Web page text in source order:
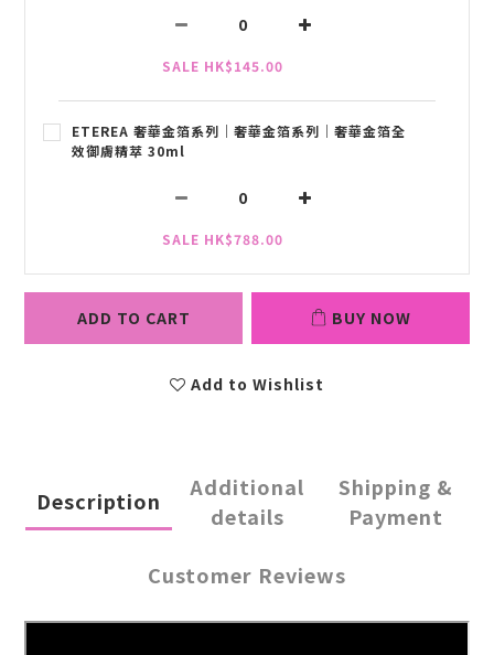
SALE HK$145.00
ETEREA 奢華金箔系列｜奢華金箔系列｜奢華金箔全
效御膚精萃 30ml
SALE HK$788.00
ADD TO CART BUY NOW
Add to Wishlist
Description
Additional
details
Shipping &
Payment
Customer Reviews